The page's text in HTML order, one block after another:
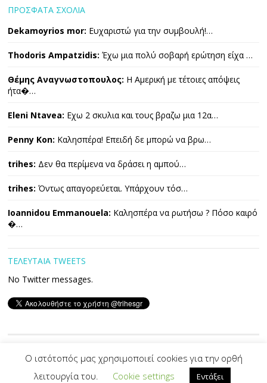
ΠΡΟΣΦΑΤΑ ΣΧΟΛΙΑ
Dekamoyrios mor: Ευχαριστώ για την συμβουλή!…
Thodoris Ampatzidis: Έχω μια πολύ σοβαρή ερώτηση είχα …
Θέμης Αναγνωστοπουλος: Η Αμερική με τέτοιες απόψεις
ήτα�…
Eleni Ntavea: Εχω 2 σκυλια και τους βραζω μια 12α…
Penny Kon: Καλησπέρα! Επειδή δε μπορώ να βρω…
trihes: Δεν θα περίμενα να δράσει η αμπού…
trihes: Όντως απαγορεύεται. Υπάρχουν τόσ…
Ioannidou Emmanouela: Καλησπέρα να ρωτήσω ? Πόσο καιρό
�…
ΤΕΛΕΥΤΑΙΑ TWEETS
No Twitter messages.
Copyright © 2026 ΤΡΙΧΕΣ. All Rights Reserved.
Designed by
Developed By -|PVS|-
Ο ιστότοπός μας χρησιμοποιεί cookies για την ορθή
λειτουργία του.
Cookie settings Εντάξει